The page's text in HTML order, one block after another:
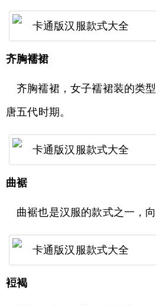
齐胸襦裙
齐胸襦裙，女子襦裙装的类
唐五代时期。
曲裾
曲裾也是汉服的款式之一，向
裋褐